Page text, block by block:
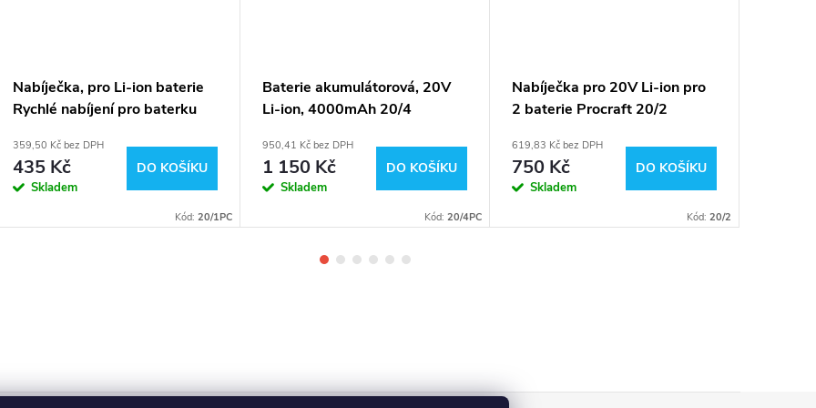
Nabíječka, pro Li-ion baterie
Rychlé nabíjení pro baterku
359,50 Kč bez DPH
435 Kč
Skladem
DO KOŠÍKU
Kód: 20/1PC
Baterie akumulátorová, 20V
Li-ion, 4000mAh 20/4
950,41 Kč bez DPH
1 150 Kč
Skladem
DO KOŠÍKU
Kód: 20/4PC
Nabíječka pro 20V Li-ion pro
2 baterie Procraft 20/2
619,83 Kč bez DPH
750 Kč
Skladem
DO KOŠÍKU
Kód: 20/2